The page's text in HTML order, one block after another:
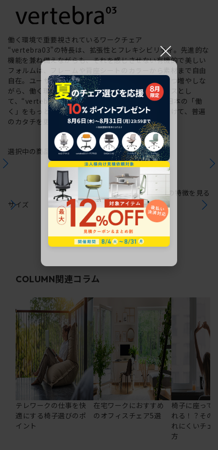
働く環境で重要視されているワークチェア
“vertebra03”の特長は、拡張性とフレキシビリティ。先進的な
機能を兼ね備えながらも、それを感じさせない有機的で美しい
フォルムは、フレームや背座シートのカラーから素材まで自由
自在。ユーザーの創造力を刺激する選択肢を少しずつ増やしな
がら、働く環境や個人の美意識を投影するキャンバスとし
て、“vertebra03”をアップデートしてきました。日本の「働
く」をもっと自由に。これからも私たちは未来に向けて、普遍
のカタチを更新していきます。
選択中の商品情報保証注意事項
サイズ
シリーズの特徴を見る
COLUMN関連コラム
テレワークの仕事を快
適にする椅子選びのポ
イント
在宅ワークにおすすめ
のオフィスチェア5選
椅子に座って
れる！？その
れにくいチェ
方
×